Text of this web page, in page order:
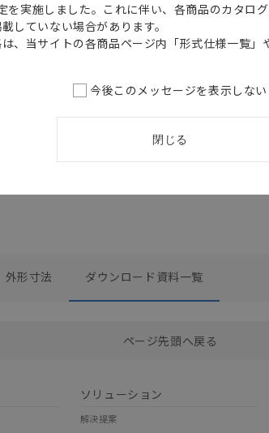
0 選択したファイルを一括ダウンロ
外形寸法 ダウンロード資料一覧
ページ先頭へ戻る
ソリューション
解決提案
を実施しました。これに伴い、各商品のカタロ
していない場合があります。
、当サイトの各商品ページ内「形式仕様一覧」
今後このメッセージを表示しない
閉じる